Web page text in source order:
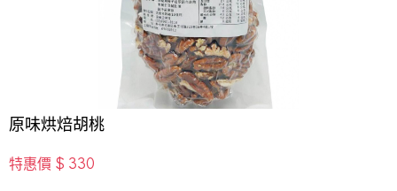
原味烘焙胡桃
特惠價 $ 330